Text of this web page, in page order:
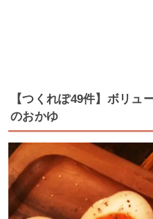
【つくれぽ49件】ボリュ
のおかゆ